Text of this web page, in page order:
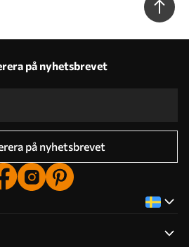
på nyhetsbrevet
på nyhetsbrevet